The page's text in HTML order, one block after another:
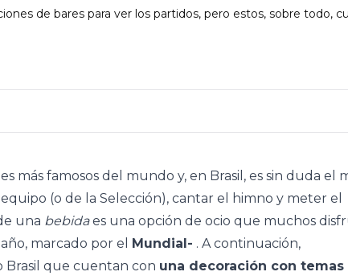
de bares para ver los partidos, pero estos, sobre todo,
más famosos del mundo y, en Brasil, es sin duda el
(o de la Selección), cantar el himno y meter el
una bebidaes una opción de ocio que muchos
marcado por el Mundial- . A continuación,
Brasil que cuentan con una decoración con temas